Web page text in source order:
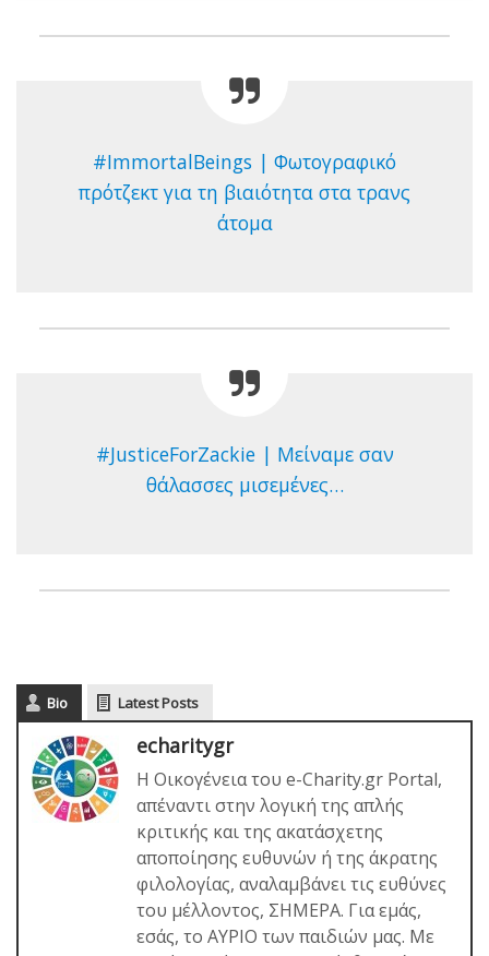
#ImmortalBeings | Φωτογραφικό
πρότζεκτ για τη βιαιότητα στα τρανς
άτομα
#JusticeForZackie | Μείναμε σαν
θάλασσες μισεμένες…
Bio Latest Posts
echaritygr
Η Οικογένεια του e-Charity.gr Portal,
απέναντι στην λογική της απλής
κριτικής και της ακατάσχετης
αποποίησης ευθυνών ή της άκρατης
φιλολογίας, αναλαμβάνει τις ευθύνες
του μέλλοντος, ΣΗΜΕΡΑ. Για εμάς,
εσάς, το ΑΥΡΙΟ των παιδιών μας. Με